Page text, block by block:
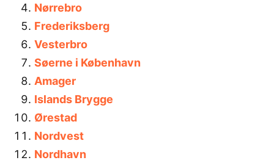
Nørrebro
Frederiksberg
Vesterbro
Søerne i København
Amager
Islands Brygge
Ørestad
Nordvest
Nordhavn